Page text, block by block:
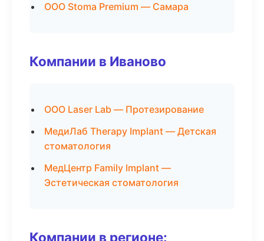
ООО Stoma Premium — Самара
Компании в Иваново
ООО Laser Lab — Протезирование
МедиЛаб Therapy Implant — Детская
стоматология
МедЦентр Family Implant —
Эстетическая стоматология
Компании в регионе: